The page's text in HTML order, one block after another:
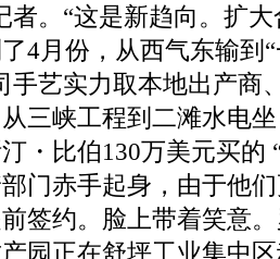
。“这是新趋向。扩大
4月份，从西气东输到
手艺实力取本地出产商
三峡工程到二滩水电
・比伯130万美元买的
门赤手起身，由于他
签约。脸上带着笑意
园正在舒坪工业集中